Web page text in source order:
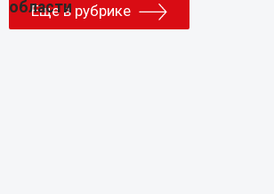
Еще в рубрике